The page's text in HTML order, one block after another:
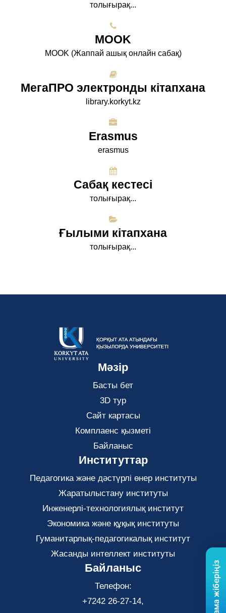
толығырақ...
МООK
МООK (Жаппай ашық онлайн сабақ)
МегаПРО электронды кітапхана
library.korkyt.kz
Erasmus
erasmus
Сабақ кестесі
толығырақ...
Ғылыми кітапхана
толығырақ...
Мәзір
Басты бет
3D тур
Сайт картасы
Комплаенс қызметі
Байланыс
Институттар
Педагогика және дәстүрлі өнер институты
Жаратылыстану институты
Инженерлі-технологиялық институт
Экономика және құқық институты
Гуманитарлық-педагогикалық институт
Жасанды интеллект институты
Байланыс
Телефон:
+7242 26-27-14,